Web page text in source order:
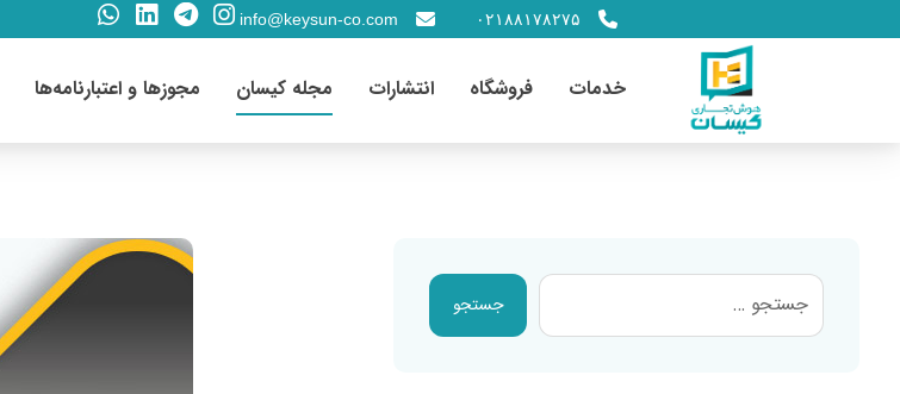
۰۲۱۸۸۱۷۸۲۷۵ info@keysun-co.com
خدمات فروشگاه انتشارات مجله کیسان مجوزها و اعتبارنامه‌ها
جستجو